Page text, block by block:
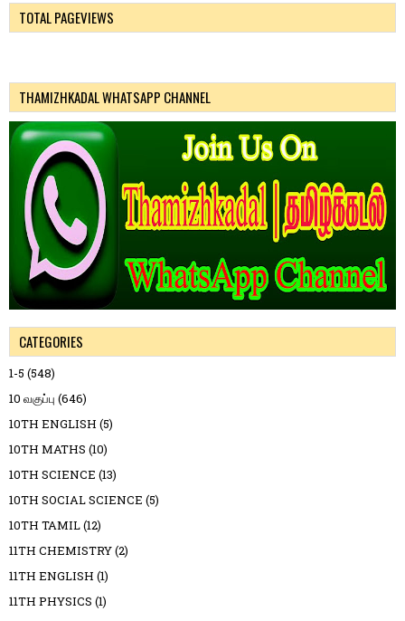
TOTAL PAGEVIEWS
THAMIZHKADAL WHATSAPP CHANNEL
CATEGORIES
1-5 (548)
10 வகுப்பு (646)
10TH ENGLISH (5)
10TH MATHS (10)
10TH SCIENCE (13)
10TH SOCIAL SCIENCE (5)
10TH TAMIL(12)
11TH CHEMISTRY(2)
11TH ENGLISH (1)
11TH PHYSICS (1)